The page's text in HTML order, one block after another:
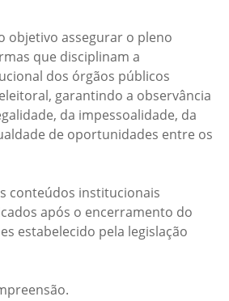
objetivo assegurar o pleno
que disciplinam a
dos órgãos públicos
garantindo a observância
da impessoalidade, da
de oportunidades entre os
conteúdos institucionais
após o encerramento do
estabelecido pela legislação